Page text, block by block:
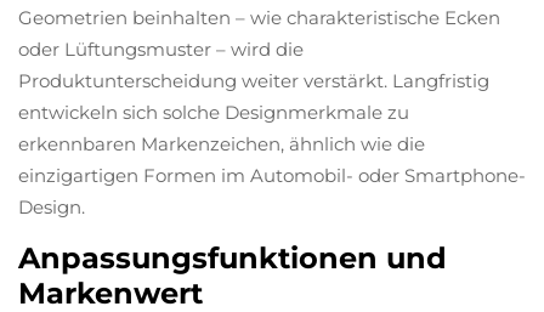
Geometrien beinhalten – wie charakteristische Ecken
oder Lüftungsmuster – wird die
Produktunterscheidung weiter verstärkt. Langfristig
entwickeln sich solche Designmerkmale zu
erkennbaren Markenzeichen, ähnlich wie die
einzigartigen Formen im Automobil- oder Smartphone-
Design.
Anpassungsfunktionen und
Markenwert